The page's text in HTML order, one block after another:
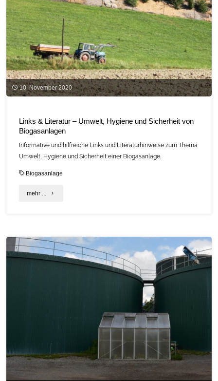
10. November 2020
Links & Literatur – Umwelt, Hygiene und Sicherheit von
Biogasanlagen
Informative und hilfreiche Links und Literaturhinweise zum Thema
Umwelt, Hygiene und Sicherheit einer Biogasanlage.
Biogasanlage
mehr ... "Links
Umwelt,